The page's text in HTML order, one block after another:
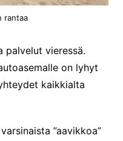
rantaa
palvelut vieressä.
on lyhyt
kaikkialta
”aavikkoa”